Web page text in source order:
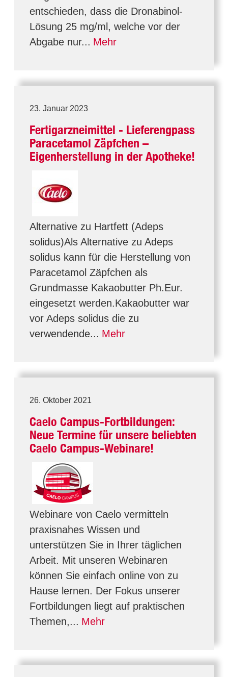
entschieden, dass die Dronabinol-
Lösung 25 mg/ml, welche vor der
Abgabe nur... Mehr
23. Januar 2023
Fertigarzneimittel - Lieferengpass
Paracetamol Zäpfchen –
Eigenherstellung in der Apotheke!
Alternative zu Hartfett (Adeps
solidus)Als Alternative zu Adeps
solidus kann für die Herstellung von
Paracetamol Zäpfchen als
Grundmasse Kakaobutter Ph.Eur.
eingesetzt werden.Kakaobutter war
vor Adeps solidus die zu
verwendende... Mehr
26. Oktober 2021
Caelo Campus-Fortbildungen:
Neue Termine für unsere beliebten
Caelo Campus-Webinare!
Webinare von Caelo vermitteln
praxisnahes Wissen und
unterstützen Sie in Ihrer täglichen
Arbeit. Mit unseren Webinaren
können Sie einfach online von zu
Hause lernen. Der Fokus unserer
Fortbildungen liegt auf praktischen
Themen,... Mehr